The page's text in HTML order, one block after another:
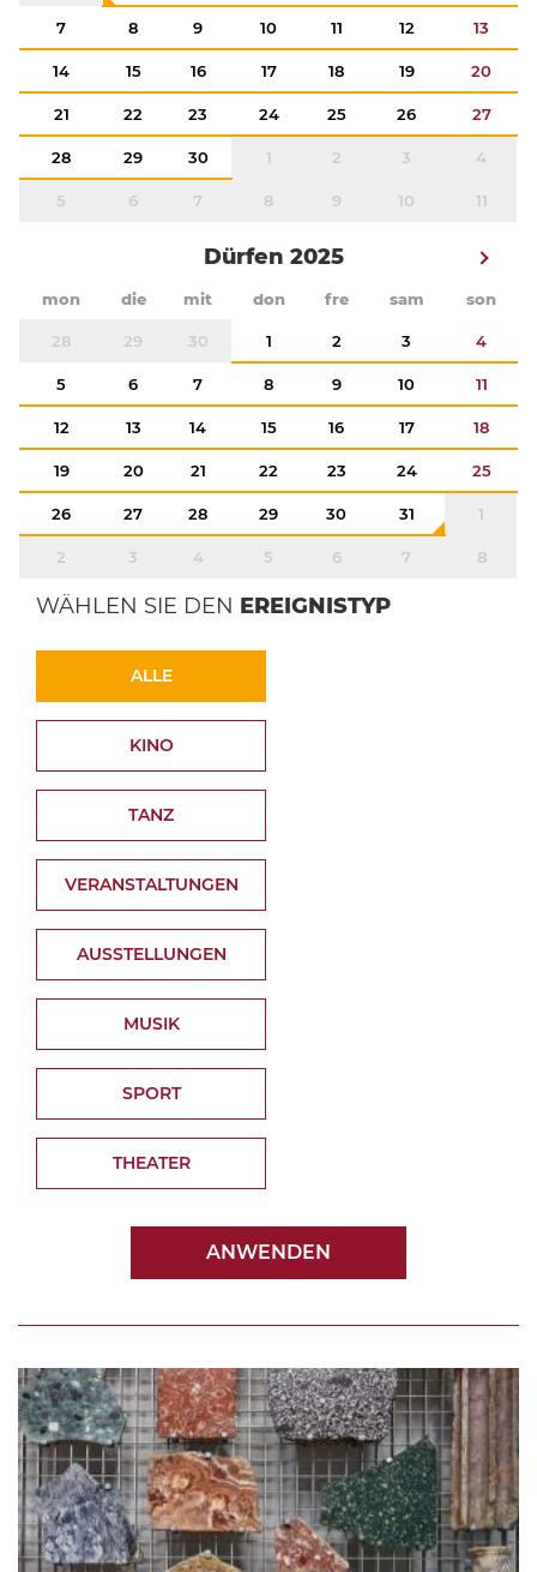
7 8 9 10 11 12 13
14 15 16 17 18 19 20
21 22 23 24 25 26 27
28 29 30 1 2 3 4
5 6 7 8 9 10 11
Dürfen 2025
mon die mit don fre sam son
28 29 30 1 2 3 4
5 6 7 8 9 10 11
12 13 14 15 16 17 18
19 20 21 22 23 24 25
26 27 28 29 30 31 1
2 3 4 5 6 7 8
WÄHLEN SIE DEN EREIGNISTYP
ALLE
KINO
TANZ
VERANSTALTUNGEN
AUSSTELLUNGEN
MUSIK
SPORT
THEATER
ANWENDEN